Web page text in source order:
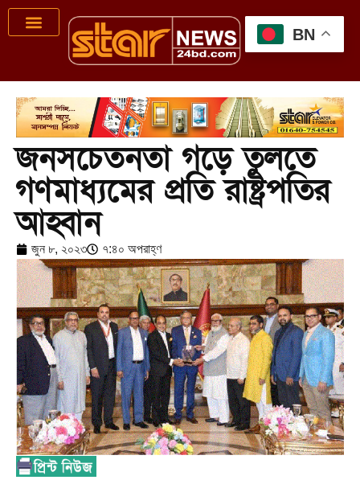
জনসচেতনতা গড়ে তুলতে
গণমাধ্যমের প্রতি রাষ্ট্রপতির
আহ্বান
জুন ৮, ২০২৩ ৭:৪০ অপরাহ্ণ
BN